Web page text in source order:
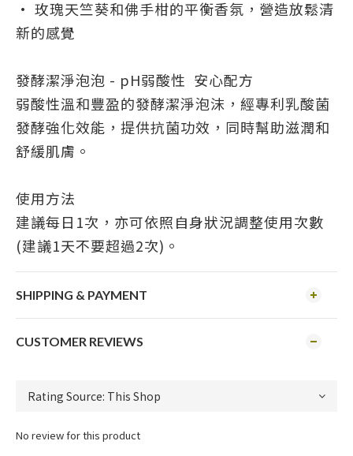
• 玫瑰天竺葵和佛手柑的平衡香氛，營造放鬆清
新的感覺
發酵潔淨泡泡 - pH弱酸性 安心配方
弱酸性溫和豐盈的發酵潔淨泡沫，經專利乳酸菌
發酵強化效能，提供抗菌功效，同時幫助滋潤和
舒緩肌膚。
使用方法
建議每日1次，亦可依照自身狀況調整使用次數
(建議1天不要超過2次)。
SHIPPING & PAYMENT
CUSTOMER REVIEWS
No review for this product